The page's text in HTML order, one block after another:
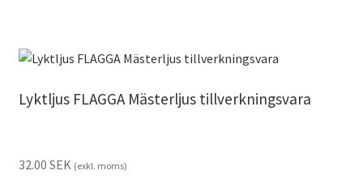
blå
i
mängd
Lyktljus FLAGGA Mästerljus tillverkningsvara
32.00 SEK (exkl. moms)